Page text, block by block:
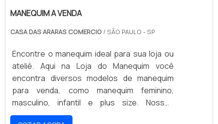
MANEQUIM A VENDA
CASA DAS ARARAS COMERCIO / SÃO PAULO - SP
Encontre o manequim ideal para sua loja ou
ateliê. Aqui na Loja do Manequim você
encontra diversos modelos de manequim
para venda, como manequim feminino,
masculino, infantil e plus size. Nossos
manequins são fabricados com materiais de